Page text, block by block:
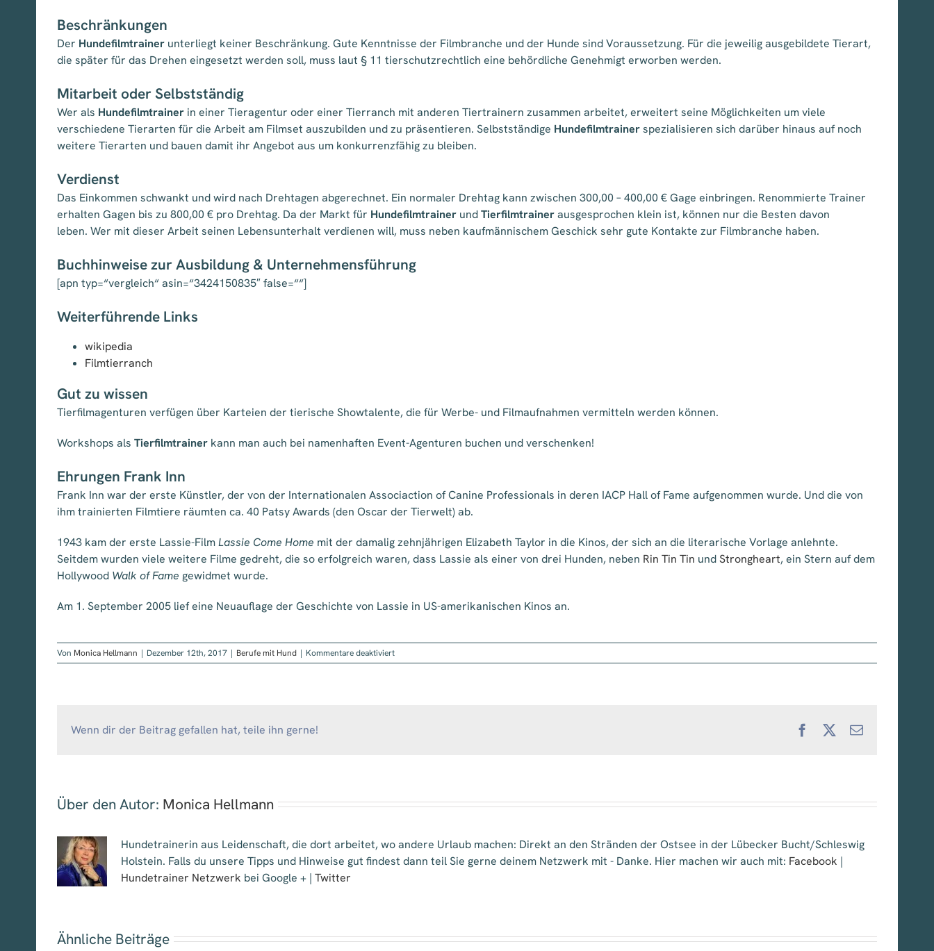
Beschränkungen
Der Hundefilmtrainer unterliegt keiner Beschränkung. Gute Kenntnisse der Filmbranche und der Hunde sind Voraussetzung. Für die jeweilig ausgebildete Tierart,
die später für das Drehen eingesetzt werden soll, muss laut § 11 tierschutzrechtlich eine behördliche Genehmigt erworben werden.
Mitarbeit oder Selbstständig
Wer als Hundefilmtrainer in einer Tieragentur oder einer Tierranch mit anderen Tiertrainern zusammen arbeitet, erweitert seine Möglichkeiten um viele
verschiedene Tierarten für die Arbeit am Filmset auszubilden und zu präsentieren. Selbstständige Hundefilmtrainerspezialisieren sich darüber hinaus auf noch
weitere Tierarten und bauen damit ihr Angebot aus um konkurrenzfähig zu bleiben.
Verdienst
Das Einkommen schwankt und wird nach Drehtagen abgerechnet. Ein normaler Drehtag kann zwischen 300,00 – 400,00 € Gage einbringen. Renommierte Trainer
erhalten Gagen bis zu 800,00 € pro Drehtag. Da der Markt für Hundefilmtrainer undTierfilmtrainerausgesprochen klein ist, können nur die Besten davon
leben. Wer mit dieser Arbeit seinen Lebensunterhalt verdienen will, muss neben kaufmännischem Geschick sehr gute Kontakte zur Filmbranche haben.
Buchhinweise zur Ausbildung & Unternehmensführung
[apn typ=“vergleich“ asin=“3424150835″ false=““]
Weiterführende Links
wikipedia
Filmtierranch
Gut zu wissen
Tierfilmagenturen verfügen über Karteien der tierische Showtalente, die für Werbe- und Filmaufnahmen vermitteln werden können.
Workshops als Tierfilmtrainer kann man auch bei namenhaften Event-Agenturen buchen und verschenken!
Ehrungen Frank Inn
Frank Inn war der erste Künstler, der von der Internationalen Associaction of Canine Professionals in deren IACP Hall of Fame aufgenommen wurde. Und die von
ihm trainierten Filmtiere räumten ca. 40 Patsy Awards (den Oscar der Tierwelt) ab.
1943 kam der erste Lassie-FilmLassie Come Home mit der damalig zehnjährigen Elizabeth Taylor in die Kinos, der sich an die literarische Vorlage anlehnte.
Seitdem wurden viele weitere Filme gedreht, die so erfolgreich waren, dass Lassie als einer von drei Hunden, neben Rin Tin Tin undStrongheart, ein Stern auf dem
Hollywood Walk of Fame gewidmet wurde.
Am 1. September 2005 lief eine Neuauflage der Geschichte von Lassie in US-amerikanischen Kinos an.
Von Monica Hellmann | Dezember 12th, 2017 | Berufe mit Hund | Kommentare deaktiviertfür
Hundefilmtrainer
Wenn dir der Beitrag gefallen hat, teile ihn gerne! FacebookE-
Über den Autor: Monica Hellmann
Hundetrainerin aus Leidenschaft, die dort arbeitet, wo andere Urlaub machen: Direkt an den Stränden der Ostsee in der Lübecker Bucht/Schleswig
Holstein. Falls du unsere Tipps und Hinweise gut findest dann teil Sie gerne deinem Netzwerk mit - Danke. Hier machen wir auch mit: Facebook |
Hundetrainer Netzwerk bei Google + | Twitter
Ähnliche Beiträge